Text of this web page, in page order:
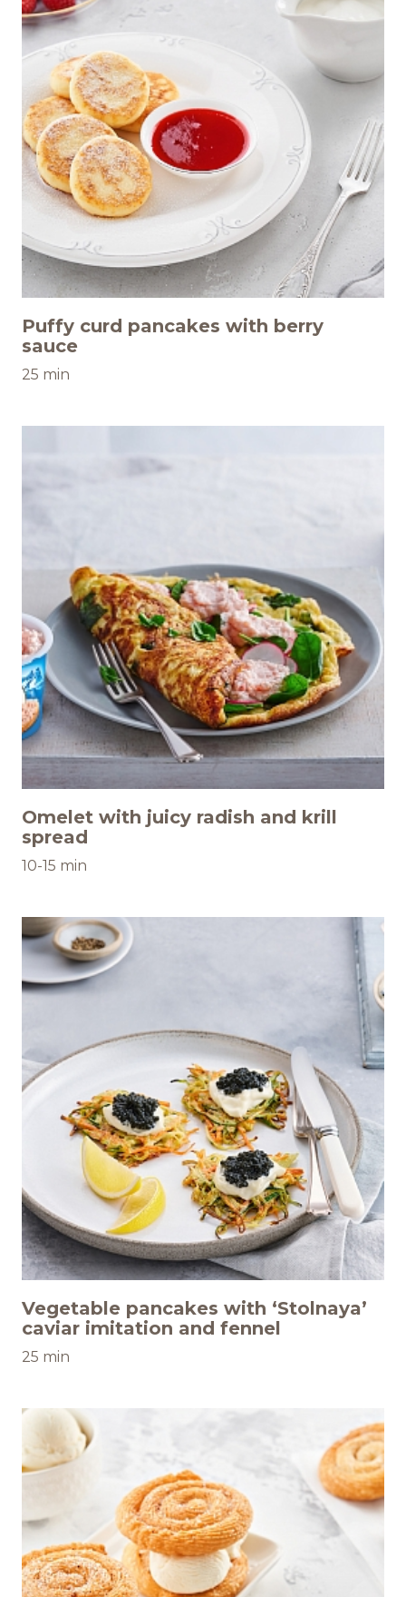
Puffy curd pancakes with berry
sauce
25 min
Omelet with juicy radish and krill
spread
10-15 min
Vegetable pancakes with ‘Stolnaya’
caviar imitation and fennel
25 min